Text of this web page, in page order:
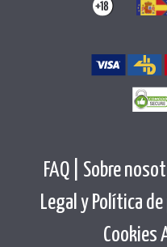
FAQ | Sobre
Legal y Política de
Cookies